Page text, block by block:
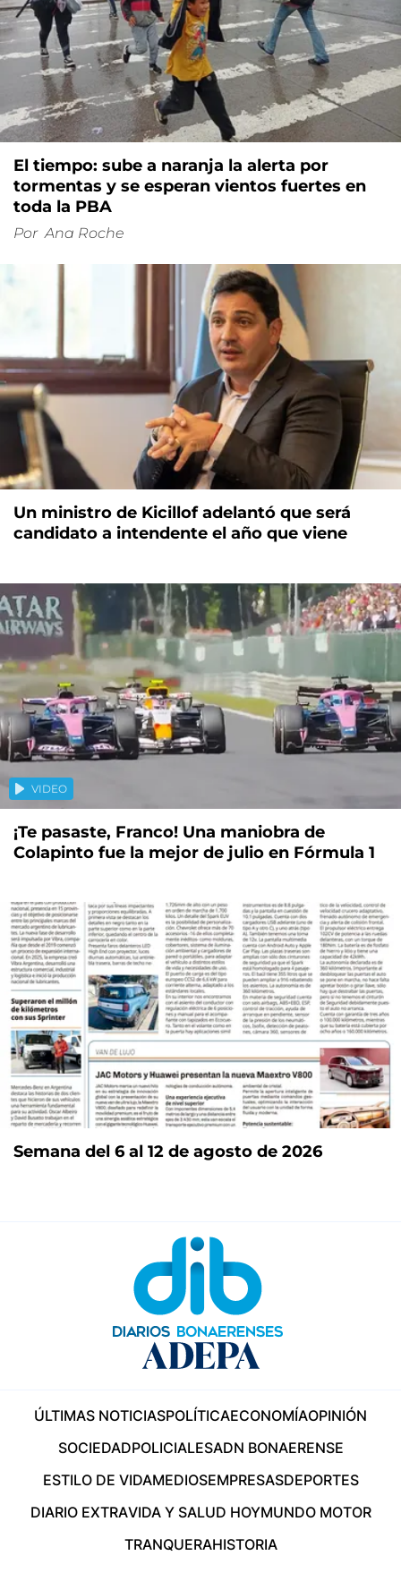
El tiempo: sube a naranja la alerta por
tormentas y se esperan vientos fuertes en
toda la PBA
Por Ana Roche
Un ministro de Kicillof adelantó que será
candidato a intendente el año que viene
VIDEO
¡Te pasaste, Franco! Una maniobra de
Colapinto fue la mejor de julio en Fórmula 1
Semana del 6 al 12 de agosto de 2026
ÚLTIMAS NOTICIASPOLÍTICAECONOMÍAOPINIÓN
SOCIEDADPOLICIALESADN BONAERENSE
ESTILO DE VIDAMEDIOSEMPRESASDEPORTES
DIARIO EXTRAVIDA Y SALUD HOYMUNDO MOTOR
TRANQUERAHISTORIA